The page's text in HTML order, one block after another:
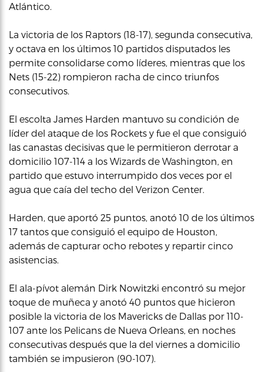
Atlántico.
La victoria de los Raptors (18-17), segunda consecutiva,
y octava en los últimos 10 partidos disputados les
permite consolidarse como líderes, mientras que los
Nets (15-22) rompieron racha de cinco triunfos
consecutivos.
El escolta James Harden mantuvo su condición de
líder del ataque de los Rockets y fue el que consiguió
las canastas decisivas que le permitieron derrotar a
domicilio 107-114 a los Wizards de Washington, en
partido que estuvo interrumpido dos veces por el
agua que caía del techo del Verizon Center.
Harden, que aportó 25 puntos, anotó 10 de los últimos
17 tantos que consiguió el equipo de Houston,
además de capturar ocho rebotes y repartir cinco
asistencias.
El ala-pívot alemán Dirk Nowitzki encontró su mejor
toque de muñeca y anotó 40 puntos que hicieron
posible la victoria de los Mavericks de Dallas por 110-
107 ante los Pelicans de Nueva Orleans, en noches
consecutivas después que la del viernes a domicilio
también se impusieron (90-107).